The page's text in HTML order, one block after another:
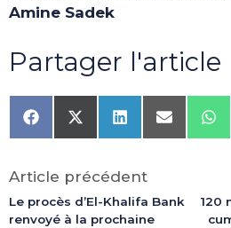
Amine Sadek
Partager l'article
Share
on
Share
on
(Twitter)
Share
on
Share
on
on
Article précédent
Le procès d’El-Khalifa Bank
renvoyé à la prochaine
120